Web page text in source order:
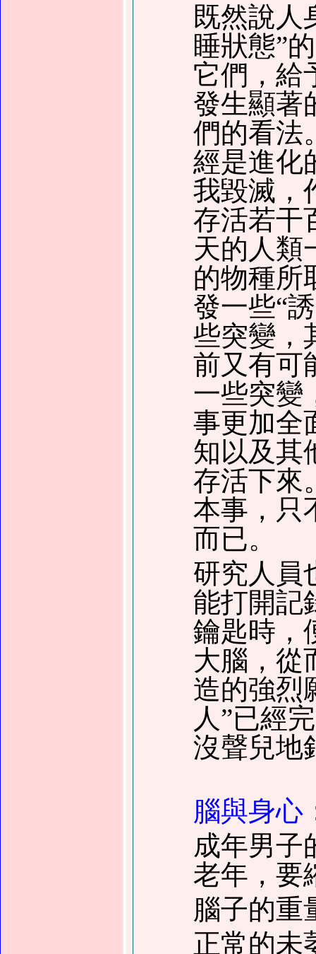
既然說人
睡狀態”
它們，給
發生顯著
們的看法
經是進化
我毀滅，
存活若干
天的人類
的物種所
發一些“
些突變，
前又有可
一些突變
事更加全
知以及其
存活下來
本事，只
而已。
研究人員
能打開記
鑰匙時，
大腦，從
造的強烈
人”已經
沒聲兒地
腦與身心
成年男子
老年，要
腦子的重
正常的未